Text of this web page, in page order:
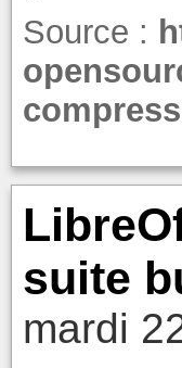
Source :
suite
mardi